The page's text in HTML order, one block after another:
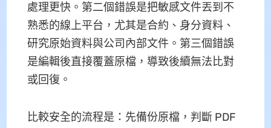
處理更快。第二個錯誤是把敏感文件丟到不
熟悉的線上平台，尤其是合約、身分資料、
研究原始資料與公司內部文件。第三個錯誤
是編輯後直接覆蓋原檔，導致後續無法比對
或回復。
比較安全的流程是：先備份原檔，判斷 PDF